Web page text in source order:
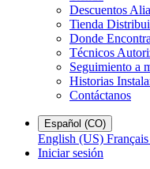
Descuentos
Tienda
Donde
Técnicos
Seguimiento a
Historias
Contáctanos
Español (CO)
English (US) Français
Iniciar sesión